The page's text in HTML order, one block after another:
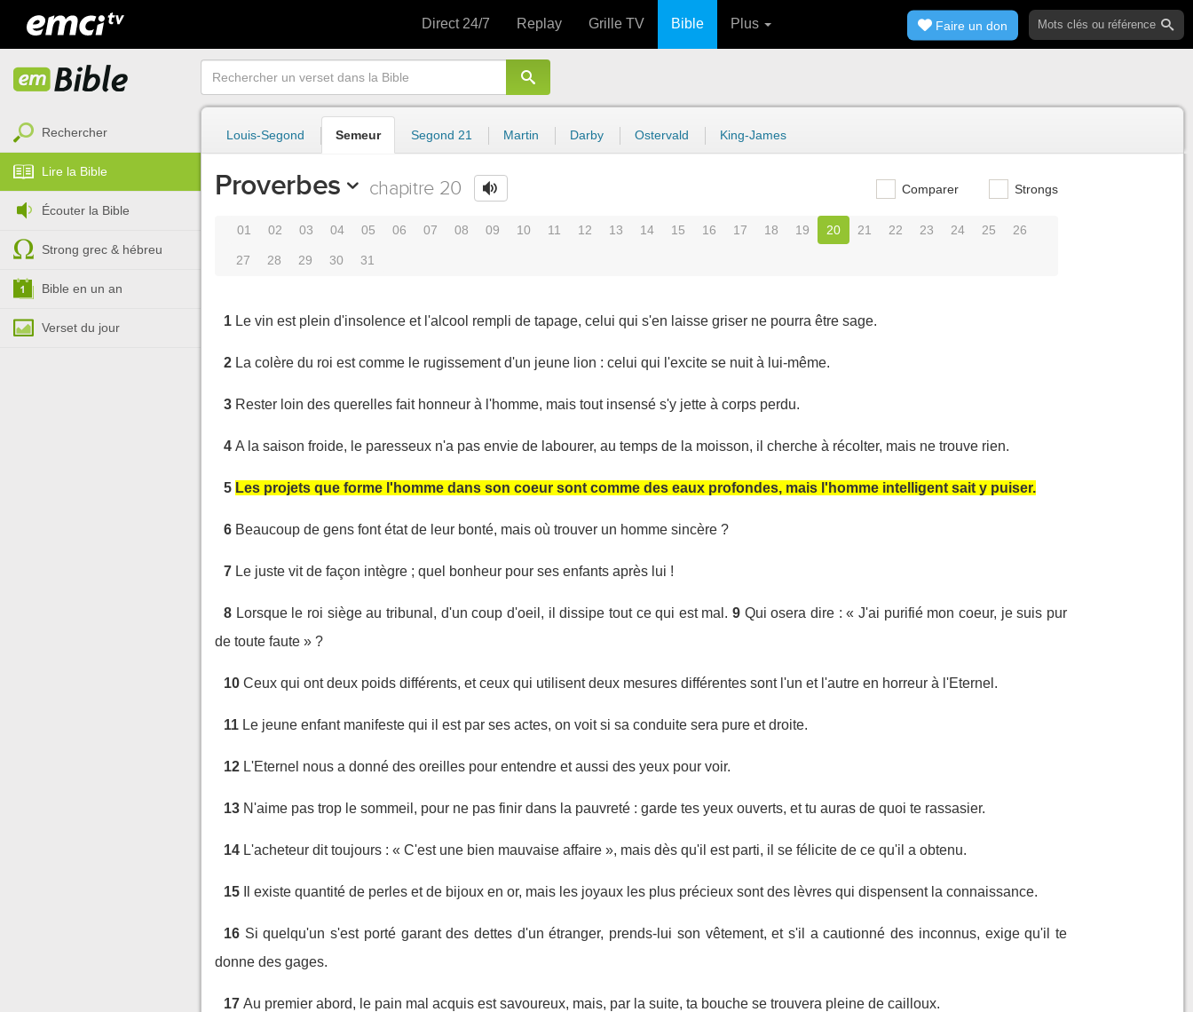
Direct 24/7 Replay Grille TV Bible Plus Faire un don
Rechercher
Lire la Bible
Écouter la Bible
Strong grec & hébreu
Bible en un an
Verset du jour
Louis-Segond Semeur Segond 21 Martin Darby Ostervald King-James
Proverbes chapitre 20 Comparer Strongs
01 02 03 04 05 06 07 08 09 10 11 12 13 14 15 16 17 18 19 20 21 22 23 24 25 26
27 28 29 30 31
1 Le vin est plein d'insolence et l'alcool rempli de tapage, celui qui s'en laisse griser ne pourra être sage.
2 La colère du roi est comme le rugissement d'un jeune lion : celui qui l'excite se nuit à lui-même.
3 Rester loin des querelles fait honneur à l'homme, mais tout insensé s'y jette à corps perdu.
4 A la saison froide, le paresseux n'a pas envie de labourer, au temps de la moisson, il cherche à récolter, mais ne trouve rien.
5 Les projets que forme l'homme dans son coeur sont comme des eaux profondes, mais l'homme intelligent sait y puiser.
6 Beaucoup de gens font état de leur bonté, mais où trouver un homme sincère ?
7 Le juste vit de façon intègre ; quel bonheur pour ses enfants après lui !
8 Lorsque le roi siège au tribunal, d'un coup d'oeil, il dissipe tout ce qui est mal. 9 Qui osera dire : « J'ai purifié mon coeur, je suis pur
de toute faute » ?
10 Ceux qui ont deux poids différents, et ceux qui utilisent deux mesures différentes sont l'un et l'autre en horreur à l'Eternel.
11 Le jeune enfant manifeste qui il est par ses actes, on voit si sa conduite sera pure et droite.
12 L'Eternel nous a donné des oreilles pour entendre et aussi des yeux pour voir.
13 N'aime pas trop le sommeil, pour ne pas finir dans la pauvreté : garde tes yeux ouverts, et tu auras de quoi te rassasier.
14 L'acheteur dit toujours : « C'est une bien mauvaise affaire », mais dès qu'il est parti, il se félicite de ce qu'il a obtenu.
15 Il existe quantité de perles et de bijoux en or, mais les joyaux les plus précieux sont des lèvres qui dispensent la connaissance.
16 Si quelqu'un s'est porté garant des dettes d'un étranger, prends-lui son vêtement, et s'il a cautionné des inconnus, exige qu'il te
donne des gages.
17 Au premier abord, le pain mal acquis est savoureux, mais, par la suite, ta bouche se trouvera pleine de cailloux.